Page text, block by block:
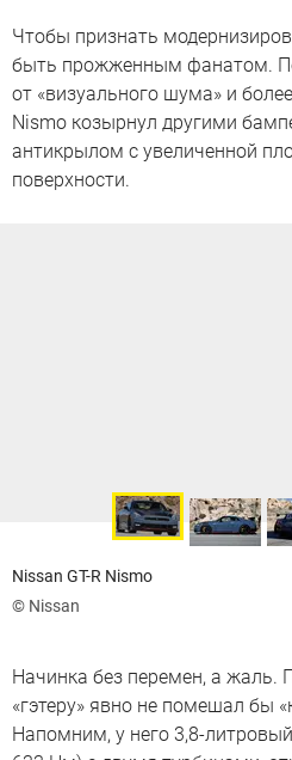
Чтобы признать
быть прожженным фанатом.
от «визуального шума» и
Nismo козырнул другими
антикрылом с увеличенной
поверхности.
Nissan GT-R Nismo
© Nissan
Начинка без перемен, а жаль.
«гэтеру» явно не помешал бы
Напомним, у него 3,8-